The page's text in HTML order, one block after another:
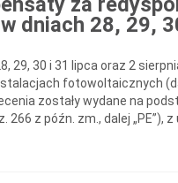
dniach 28, 29,
29, 30 i 31 lipca oraz 2
fotowoltaicznych
zostały wydane na
z późn. zm., dalej „PE”),